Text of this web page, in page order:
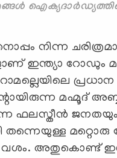
നിന്ന
ഇന്ത്യാ റോഡും
പ്രധാന
മഹ്മൂദ്
ജനതയും
തന്നെയുള്ള
വശം. അതുകൊണ്ട്